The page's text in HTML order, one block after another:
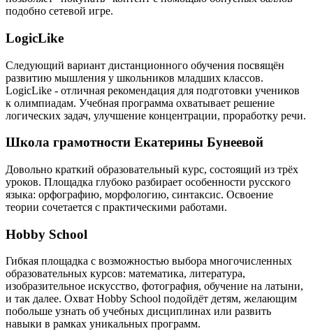
подобно сетевой игре.
LogicLike
Следующий вариант дистанционного обучения посвящён
развитию мышления у школьников младших классов.
LogicLike - отличная рекомендация для подготовки учеников
к олимпиадам. Учебная программа охватывает решение
логических задач, улучшение концентрации, проработку речи.
Школа грамотности Екатерины Бунеевой
Довольно краткий образовательный курс, состоящий из трёх
уроков. Площадка глубоко разбирает особенности русского
языка: орфографию, морфологию, синтаксис. Освоение
теории сочетается с практическими работами.
Hobby School
Гибкая площадка с возможностью выбора многочисленных
образовательных курсов: математика, литература,
изобразительное искусство, фотография, обучение на латыни,
и так далее. Охват Hobby School подойдёт детям, желающим
побольше узнать об учебных дисциплинах или развить
навыки в рамках уникальных программ.